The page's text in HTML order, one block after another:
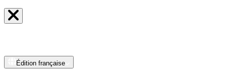
Édition française